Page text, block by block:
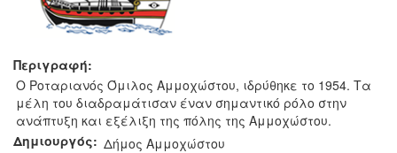
Περιγραφή:
O Ροταριανός Όμιλος Αμμοχώστου, ιδρύθηκε το 1954. Τα
μέλη του διαδραμάτισαν έναν σημαντικό ρόλο στην
ανάπτυξη και εξέλιξη της πόλης της Αμμοχώστου.
Δημιουργός: Δήμος Αμμοχώστου